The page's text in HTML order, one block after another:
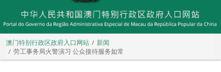
澳门特别行政区政府入口网站
新闻
劳工事务局火警演习 公众接待服务如常